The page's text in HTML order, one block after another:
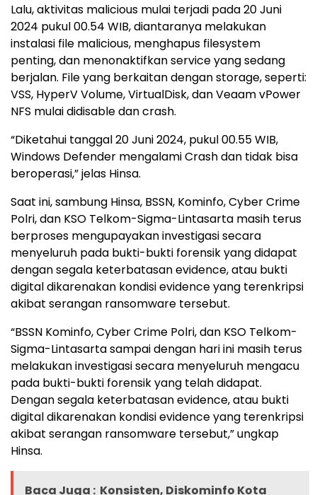
Lalu, aktivitas malicious mulai terjadi pada 20 Juni
2024 pukul 00.54 WIB, diantaranya melakukan
instalasi file malicious, menghapus filesystem
penting, dan menonaktifkan service yang sedang
berjalan. File yang berkaitan dengan storage, seperti:
VSS, HyperV Volume, VirtualDisk, dan Veaam vPower
NFS mulai didisable dan crash.
“Diketahui tanggal 20 Juni 2024, pukul 00.55 WIB,
Windows Defender mengalami Crash dan tidak bisa
beroperasi,” jelas Hinsa.
Saat ini, sambung Hinsa, BSSN, Kominfo, Cyber Crime
Polri, dan KSO Telkom-Sigma-Lintasarta masih terus
berproses mengupayakan investigasi secara
menyeluruh pada bukti-bukti forensik yang didapat
dengan segala keterbatasan evidence, atau bukti
digital dikarenakan kondisi evidence yang terenkripsi
akibat serangan ransomware tersebut.
“BSSN Kominfo, Cyber Crime Polri, dan KSO Telkom-
Sigma-Lintasarta sampai dengan hari ini masih terus
melakukan investigasi secara menyeluruh mengacu
pada bukti-bukti forensik yang telah didapat.
Dengan segala keterbatasan evidence, atau bukti
digital dikarenakan kondisi evidence yang terenkripsi
akibat serangan ransomware tersebut,” ungkap
Hinsa.
Baca Juga : Konsisten, Diskominfo Kota